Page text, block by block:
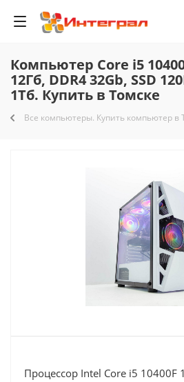
Компьютер Core i5
12Гб, DDR4 32Gb, SSD
1Тб. Купить в Томске
Все компьютеры. Купить компьютер в
Процессор Intel Core i5 10400F